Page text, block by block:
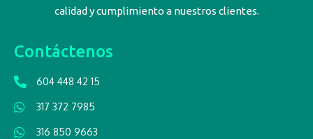
calidad y cumplimiento a nuestros clientes.
Contáctenos
604 448 42 15
317 372 7985
316 850 9663